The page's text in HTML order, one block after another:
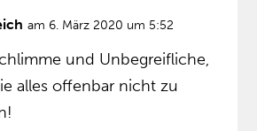
am 6. März 2020 um 5:52
und Unbegreifliche,
alles offenbar nicht zu